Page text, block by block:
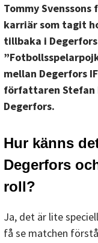
Tommy
karriär som tagit
tillbaka i
mellan Degerfors
författaren Stefan
Degerfors.
Hur känns
Degerfors
roll?
Ja, det är lite
få se matchen